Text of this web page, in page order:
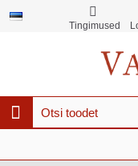
Tingimused